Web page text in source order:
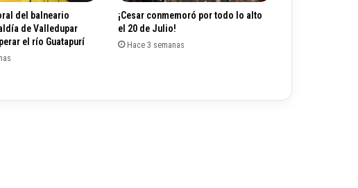
t
del balneario
de Valledupar
el río Guatapurí
¡Cesar conmemoró por todo lo alto
el 20 de Julio!
Hace 3 semanas